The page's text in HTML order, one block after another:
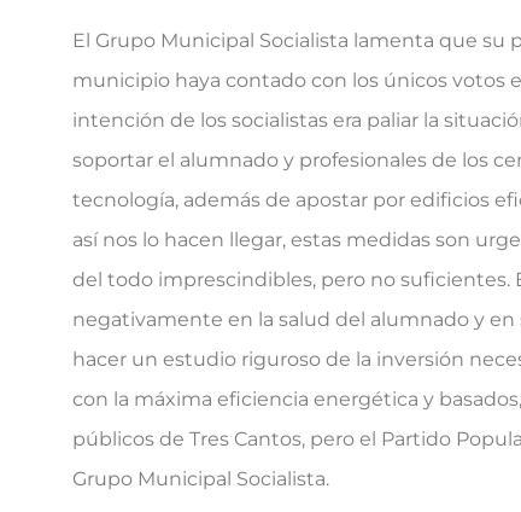
El Grupo Municipal Socialista lamenta que
municipio haya contado con los únicos votos
intención de los socialistas era paliar la
soportar el alumnado y profesionales de los
tecnología, además de apostar por edificios
así nos lo hacen llegar, estas medidas son
del todo imprescindibles, pero no suficientes.
negativamente en la salud del alumnado y
hacer un estudio riguroso de la inversión
con la máxima eficiencia energética y
públicos de Tres Cantos, pero el Partido
Grupo Municipal Socialista.